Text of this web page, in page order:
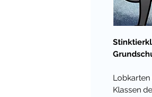
Lobkarten
Klassen